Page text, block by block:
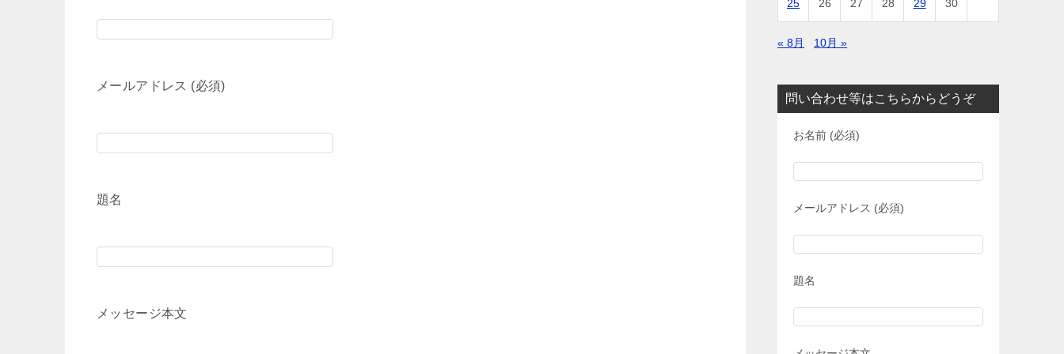
メールアドレス (必須)
題名
メッセージ本文
25 26 27 28 29 30
« 8月 10月 »
問い合わせ等はこちらからどうぞ
お名前 (必須)
メールアドレス (必須)
題名